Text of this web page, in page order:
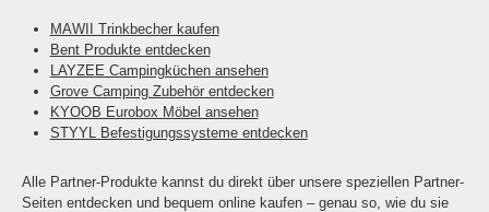
MAWII Trinkbecher kaufen
Bent Produkte entdecken
LAYZEE Campingküchen ansehen
Grove Camping Zubehör entdecken
KYOOB Eurobox Möbel ansehen
STYYL Befestigungssysteme entdecken
Alle Partner-Produkte kannst du direkt über unsere speziellen Partner-
Seiten entdecken und bequem online kaufen – genau so, wie du sie